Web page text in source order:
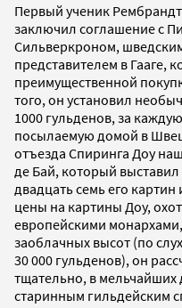
Первый ученик
заключил соглашение с
Сильверкроном,
представителем в Гааге,
преимущественной
того, он установил
1000 гульденов, за
посылаемую домой в
отъезда Спиринга Доу
де Бай, который
двадцать семь его
цены на картины Доу,
европейскими
заоблачных высот (по
30 000 гульденов), он
тщательно, в
старинным гильдейским